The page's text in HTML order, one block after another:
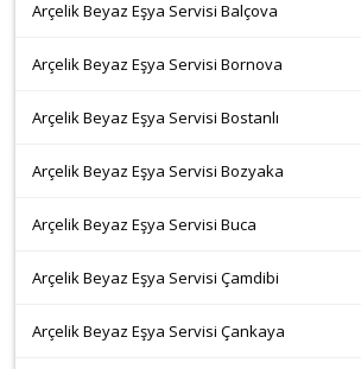
Arçelik Beyaz Eşya Servisi Balçova
Arçelik Beyaz Eşya Servisi Bornova
Arçelik Beyaz Eşya Servisi Bostanlı
Arçelik Beyaz Eşya Servisi Bozyaka
Arçelik Beyaz Eşya Servisi Buca
Arçelik Beyaz Eşya Servisi Çamdibi
Arçelik Beyaz Eşya Servisi Çankaya